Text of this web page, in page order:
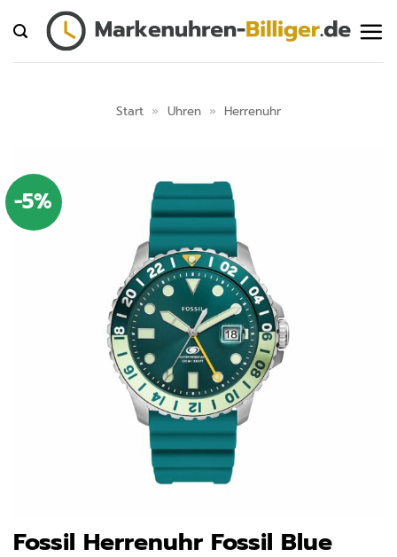
Inhalt
springen
Start » Uhren » Herrenuhr
-5%
Fossil Herrenuhr Fossil Blue